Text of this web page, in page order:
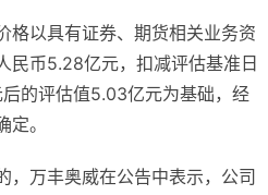
格以具有证券、期货相关业务资
民币5.28亿元，扣减评估基准日
的评估值5.03亿元为基础，经
。
，万丰奥威在公告中表示，公司